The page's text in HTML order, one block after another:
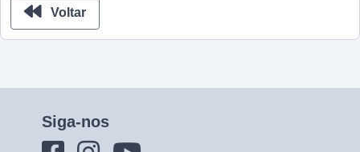
Voltar
Siga-nos